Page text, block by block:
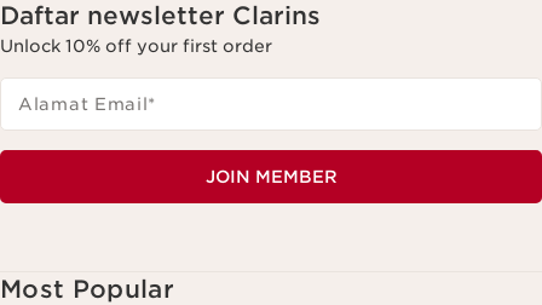
Daftar newsletter Clarins
Unlock 10% off your first order
Alamat Email*
JOIN MEMBER
Most Popular